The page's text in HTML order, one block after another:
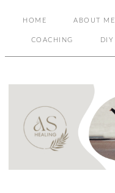
HOME ABOUT ME
COACHING DIY